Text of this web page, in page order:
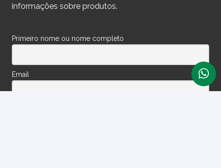
informações sobre produtos.
Primeiro nome ou nome completo
Email